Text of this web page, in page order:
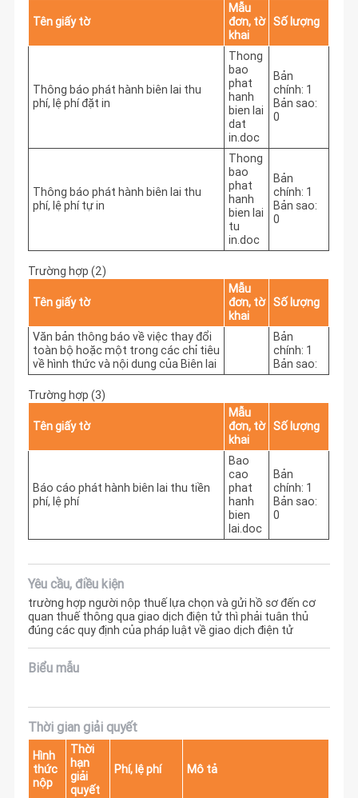
Tên giấy tờ
Mẫu
đơn, tờ
khai
Số lượng
Thông báo phát hành biên lai thu
phí, lệ phí đặt in
Thong
bao
phat
hanh
bien lai
dat
in.doc
Bản
chính: 1
Bản sao:
0
Thông báo phát hành biên lai thu
phí, lệ phí tự in
Thong
bao
phat
hanh
bien lai
tu
in.doc
Bản
chính: 1
Bản sao:
0
Trường hợp (2)
Tên giấy tờ
Mẫu
đơn, tờ
khai
Số lượng
Văn bản thông báo về việc thay đổi
toàn bộ hoặc một trong các chỉ tiêu
về hình thức và nội dung của Biên lai
Bản
chính: 1
Bản sao:
Trường hợp (3)
Tên giấy tờ
Mẫu
đơn, tờ
khai
Số lượng
Báo cáo phát hành biên lai thu tiền
phí, lệ phí
Bao
cao
phat
hanh
bien
lai.doc
Bản
chính: 1
Bản sao:
0
Yêu cầu, điều kiện
trường hợp người nộp thuế lựa chọn và gửi hồ sơ đến cơ
quan thuế thông qua giao dịch điện tử thì phải tuân thủ
đúng các quy định của pháp luật về giao dịch điện tử
Biểu mẫu
Thời gian giải quyết
Hình
thức
nộp
Thời
hạn
giải
quyết
Phí, lệ phí Mô tả